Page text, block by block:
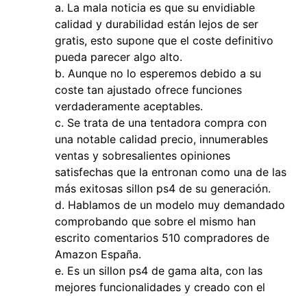
La mala noticia es que su envidiable
calidad y durabilidad están lejos de ser
gratis, esto supone que el coste definitivo
pueda parecer algo alto.
Aunque no lo esperemos debido a su
coste tan ajustado ofrece funciones
verdaderamente aceptables.
Se trata de una tentadora compra con
una notable calidad precio, innumerables
ventas y sobresalientes opiniones
satisfechas que la entronan como una de las
más exitosas sillon ps4 de su generación.
Hablamos de un modelo muy demandado
comprobando que sobre el mismo han
escrito comentarios 510 compradores de
Amazon España.
Es un sillon ps4 de gama alta, con las
mejores funcionalidades y creado con el